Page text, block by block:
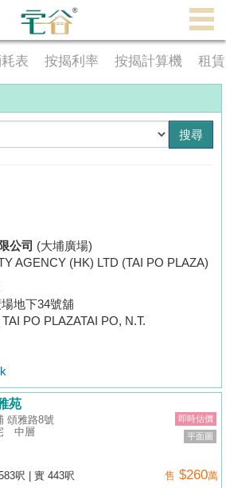
理
表 按揭利率 按揭計算機 租
公司 (大埔廣場)
AGENCY (HK) LTD (TAI PO PLAZA)
地下34號舖
PO PLAZATAI PO, N.T.
即時估價
平面圖
苑
頌雅路8號
中層
呎 實 443呎 售 $260萬